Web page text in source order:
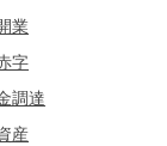
業
字
調達
産